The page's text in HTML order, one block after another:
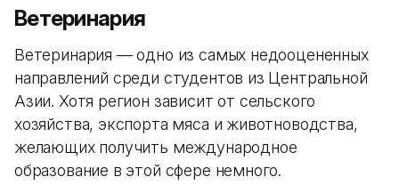
Ветеринария
Ветеринария — одно из самых недооцененных
направлений среди студентов из Центральной
Азии. Хотя регион зависит от сельского
хозяйства, экспорта мяса и животноводства,
желающих получить международное
образование в этой сфере немного.